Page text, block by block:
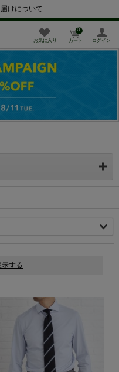
けについて
お気に入り カート
0
ログイン